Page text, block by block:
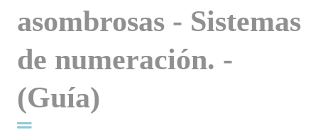
asombrosas - Sistemas
de numeración. -
(Guía)